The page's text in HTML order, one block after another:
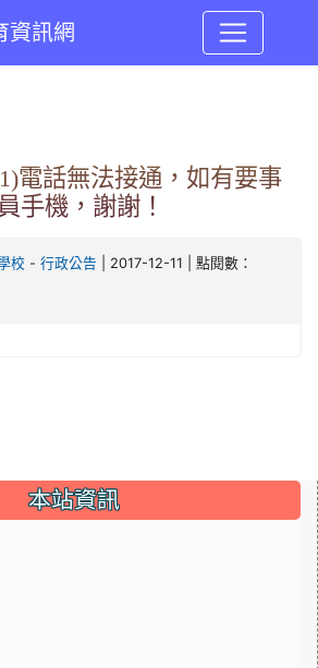
資訊網
電話無法接通，如有要事
手機，謝謝！
校- 行政公告 | 2017-12-11 | 點閱數：
本站資訊